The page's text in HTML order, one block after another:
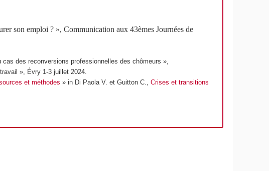
son emploi ? », Communication aux 43èmes Journées de
des reconversions professionnelles des chômeurs »,
», Évry 1-3 juillet 2024.
et méthodes » in Di Paola V. et Guitton C., Crises et transitions